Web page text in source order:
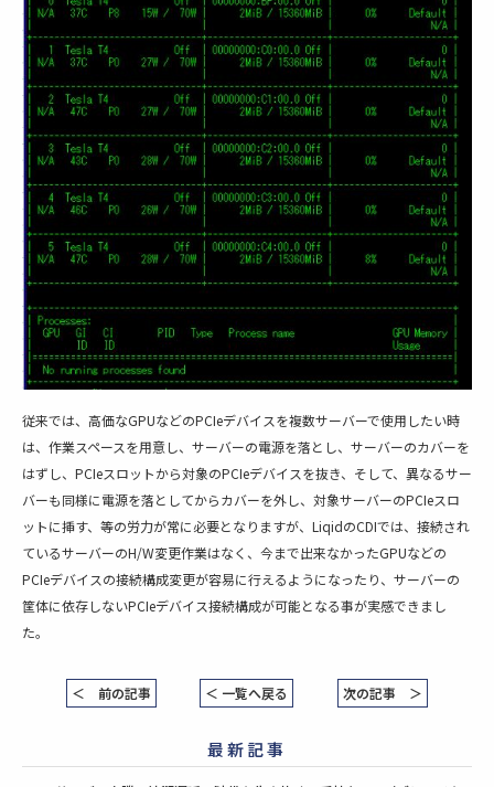
従来では、高価なGPUなどのPCIeデバイスを複数サーバーで使用したい時
は、作業スペースを用意し、サーバーの電源を落とし、サーバーのカバーを
はずし、PCIeスロットから対象のPCIeデバイスを抜き、そして、異なるサー
バーも同様に電源を落としてからカバーを外し、対象サーバーのPCIeスロ
ットに挿す、等の労力が常に必要となりますが、LiqidのCDIでは、接続され
ているサーバーのH/W変更作業はなく、今まで出来なかったGPUなどの
PCIeデバイスの接続構成変更が容易に行えるようになったり、サーバーの
筐体に依存しないPCIeデバイス接続構成が可能となる事が実感できまし
た。
＜ 前の記事 ＜ 一覧へ戻る 次の記事 ＞
最新記事